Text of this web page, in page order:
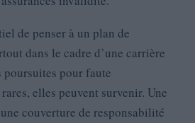
de penser à un plan de
dans le cadre d’une carrière
poursuites pour faute
elles peuvent survenir. Une
couverture de responsabilité